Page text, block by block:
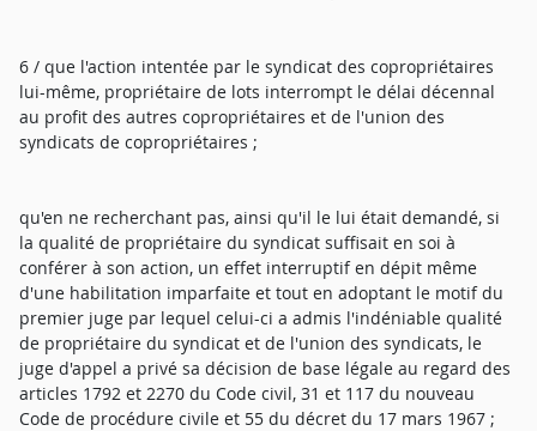
6 / que l'action intentée par le syndicat des copropriétaires
lui-même, propriétaire de lots interrompt le délai décennal
au profit des autres copropriétaires et de l'union des
syndicats de copropriétaires ;
qu'en ne recherchant pas, ainsi qu'il le lui était demandé, si
la qualité de propriétaire du syndicat suffisait en soi à
conférer à son action, un effet interruptif en dépit même
d'une habilitation imparfaite et tout en adoptant le motif du
premier juge par lequel celui-ci a admis l'indéniable qualité
de propriétaire du syndicat et de l'union des syndicats, le
juge d'appel a privé sa décision de base légale au regard des
articles 1792 et 2270 du Code civil, 31 et 117 du nouveau
Code de procédure civile et 55 du décret du 17 mars 1967 ;